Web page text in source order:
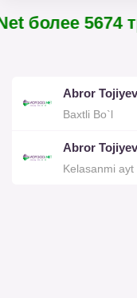
более 5674
Abror Tojiyev
Baxtli Bo`l
Abror Tojiyev
Kelasanmi ayt